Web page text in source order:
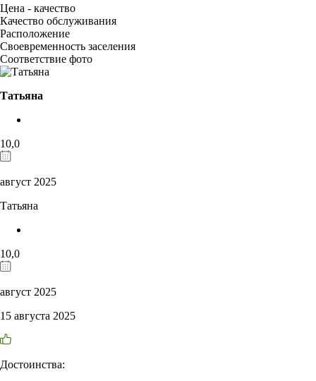
Цена - качество
Качество обслуживания
Расположение
Своевременность заселения
Соответствие фото
Татьяна
10,0
август 2025
Татьяна
10,0
август 2025
15 августа 2025
Достоинства: